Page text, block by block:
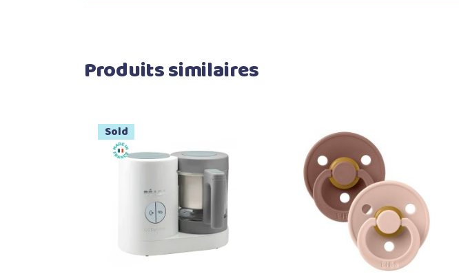
Produits similaires
Sold
Lire la suite Ajouter au panier